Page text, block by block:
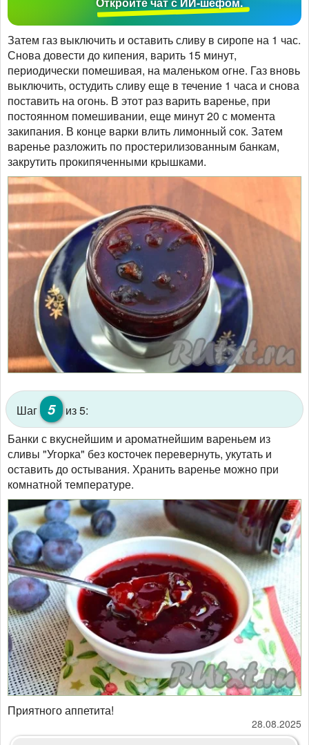
Затем газ выключить и оставить сливу в сиропе на 1 час.
Снова довести до кипения, варить 15 минут,
периодически помешивая, на маленьком огне. Газ вновь
выключить, остудить сливу еще в течение 1 часа и снова
поставить на огонь. В этот раз варить варенье, при
постоянном помешивании, еще минут 20 с момента
закипания. В конце варки влить лимонный сок. Затем
варенье разложить по простерилизованным банкам,
закрутить прокипяченными крышками.
Шаг 5
из 5:
Банки с вкуснейшим и ароматнейшим вареньем из
сливы "Угорка" без косточек перевернуть, укутать и
оставить до остывания. Хранить варенье можно при
комнатной температуре.
Приятного аппетита!
28.08.2025